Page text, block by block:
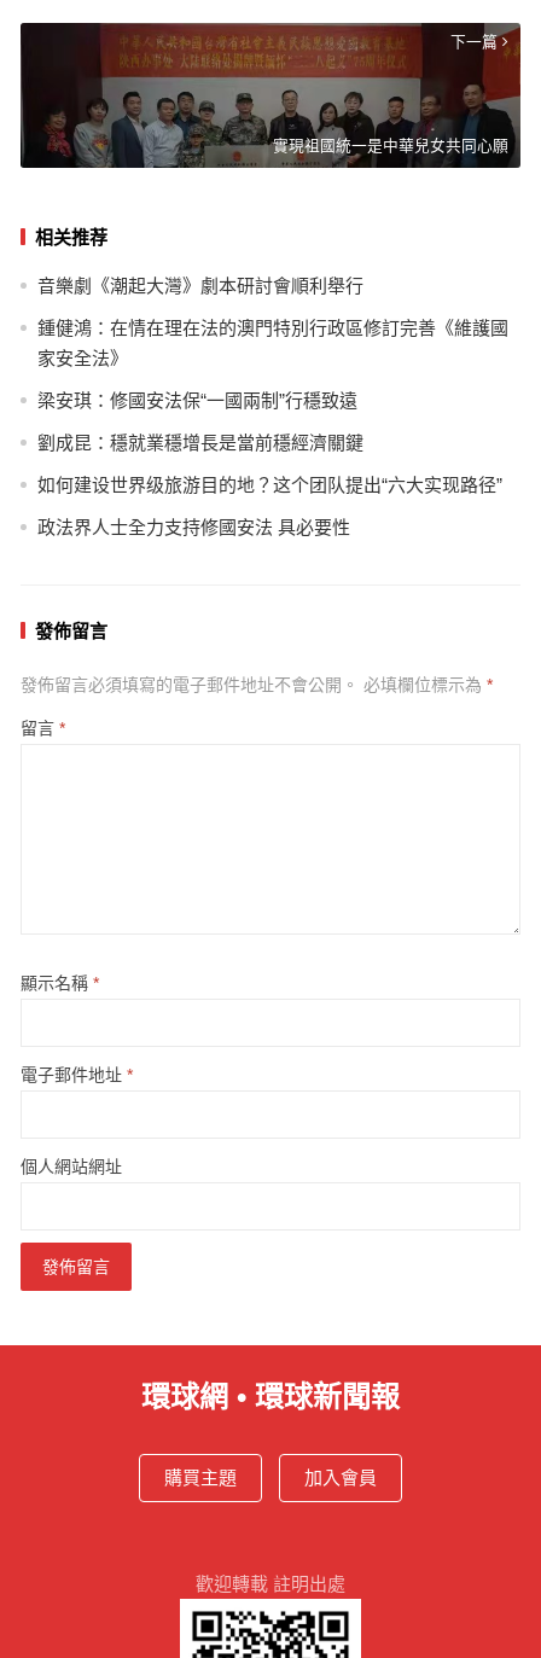
下一篇
實現祖國統一是中華兒女共同心願
相关推荐
音樂劇《潮起大灣》劇本研討會順利舉行
鍾健鴻：在情在理在法的澳門特別行政區修訂完善《維護國
家安全法》
梁安琪：修國安法保“一國兩制”行穩致遠
劉成昆：穩就業穩增長是當前穩經濟關鍵
如何建设世界级旅游目的地？这个团队提出“六大实现路径”
政法界人士全力支持修國安法 具必要性
發佈留言
發佈留言必須填寫的電子郵件地址不會公開。 必填欄位標示為 *
留言 *
顯示名稱 *
電子郵件地址 *
個人網站網址
環球網 • 環球新聞報
購買主題 加入會員
歡迎轉載 註明出處